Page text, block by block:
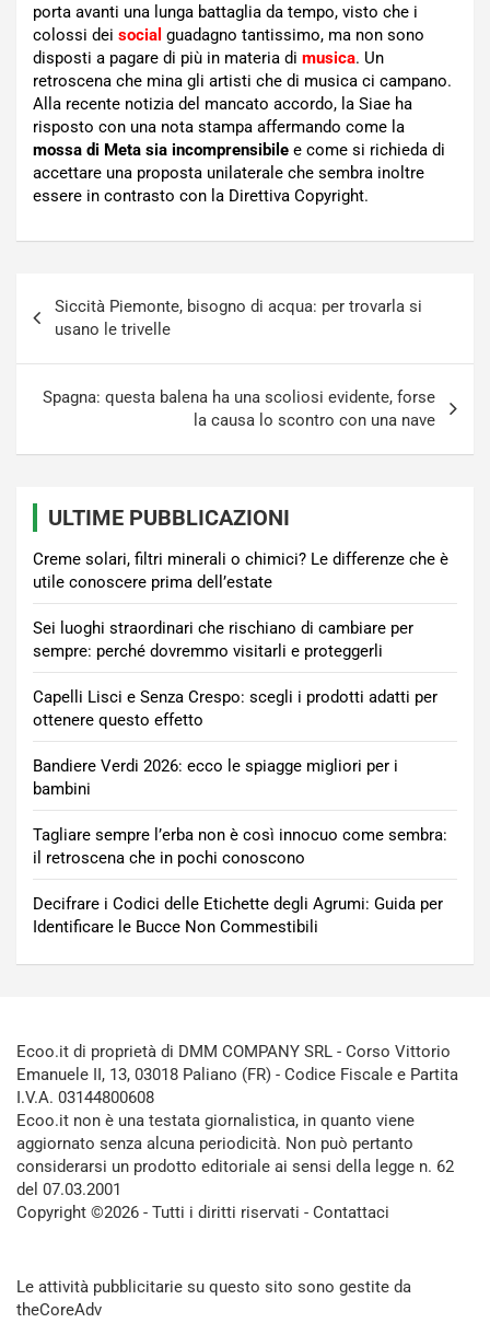
porta avanti una lunga battaglia da tempo, visto che i
colossi dei social guadagno tantissimo, ma non sono
disposti a pagare di più in materia di musica. Un
retroscena che mina gli artisti che di musica ci campano.
Alla recente notizia del mancato accordo, la Siae ha
risposto con una nota stampa affermando come la
mossa di Meta sia incomprensibile e come si richieda di
accettare una proposta unilaterale che sembra inoltre
essere in contrasto con la Direttiva Copyright.
articoli
Siccità Piemonte, bisogno di acqua: per trovarla si
usano le trivelle
Spagna: questa balena ha una scoliosi evidente, forse
la causa lo scontro con una nave
ULTIME PUBBLICAZIONI
Creme solari, filtri minerali o chimici? Le differenze che è
utile conoscere prima dell’estate
Sei luoghi straordinari che rischiano di cambiare per
sempre: perché dovremmo visitarli e proteggerli
Capelli Lisci e Senza Crespo: scegli i prodotti adatti per
ottenere questo effetto
Bandiere Verdi 2026: ecco le spiagge migliori per i
bambini
Tagliare sempre l’erba non è così innocuo come sembra:
il retroscena che in pochi conoscono
Decifrare i Codici delle Etichette degli Agrumi: Guida per
Identificare le Bucce Non Commestibili
Ecoo.it di proprietà di DMM COMPANY SRL - Corso Vittorio
Emanuele II, 13, 03018 Paliano (FR) - Codice Fiscale e Partita
I.V.A. 03144800608
Ecoo.it non è una testata giornalistica, in quanto viene
aggiornato senza alcuna periodicità. Non può pertanto
considerarsi un prodotto editoriale ai sensi della legge n. 62
del 07.03.2001
Copyright ©2026 - Tutti i diritti riservati - Contattaci
Le attività pubblicitarie su questo sito sono gestite da
theCoreAdv